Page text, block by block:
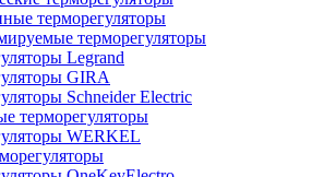
терморегуляторы
терморегуляторы
Legrand
GIRA
Schneider Electric
терморегуляторы
WERKEL